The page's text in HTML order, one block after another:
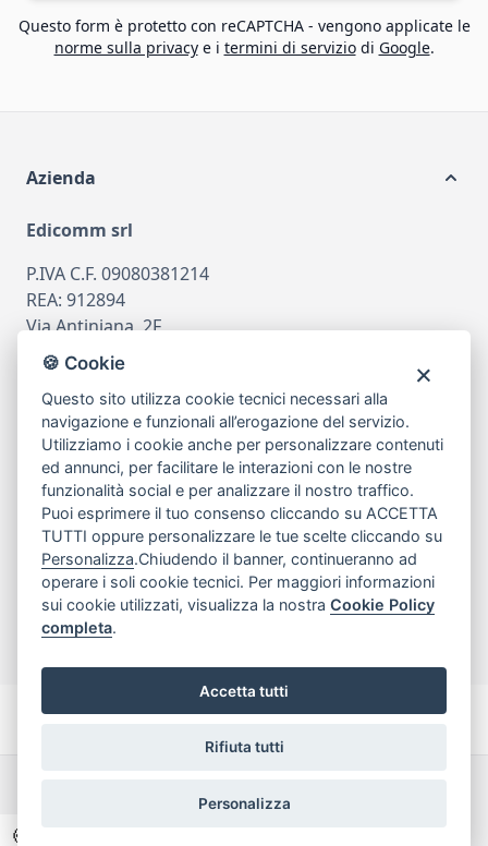
Questo form è protetto con reCAPTCHA - vengono applicate le
norme sulla privacye i termini di serviziodi Google.
Azienda
Edicomm srl
P.IVA C.F. 09080381214
REA: 912894
Via Antiniana, 2F
80078 Pozzuoli
tel081.7515380
emailinfo@edicomm.it
Assistenza Clienti
Chi siamo
My Account
Dichiarazione di accessibilità
Termini e Condizioni
🍪
🍪 Cookie
Questo sito utilizza cookie tecnici necessari alla
navigazione e funzionali all’erogazione del servizio.
Utilizziamo i cookie anche per personalizzare contenuti
ed annunci, per facilitare le interazioni con le nostre
funzionalità social e per analizzare il nostro traffico.
Puoi esprimere il tuo consenso cliccando su ACCETTA
TUTTI oppure personalizzare le tue scelte cliccando su
Personalizza.Chiudendo il banner, continueranno ad
operare i soli cookie tecnici. Per maggiori informazioni
sui cookie utilizzati, visualizza la nostraCookie Policy
completa.
Accetta tutti
Rifiuta tutti
Personalizza